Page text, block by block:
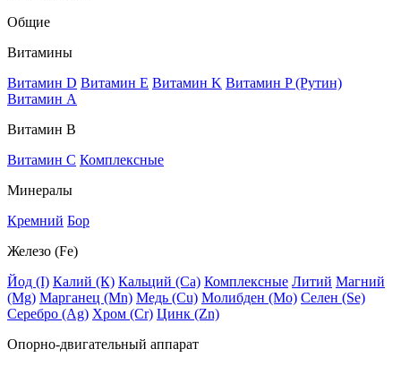
Общие
Витамины
Витамин D Витамин E Витамин K Витамин P (Рутин)
Витамин А
Витамин В
Витамин C Комплексные
Минералы
Кремний Бор
Железо (Fe)
Йод (I) Калий (К) Кальций (Са) Комплексные Литий Магний
(Mg) Марганец (Mn) Медь (Сu) Молибден (Мо) Селен (Se)
Серебро (Ag) Хром (Cr) Цинк (Zn)
Опорно-двигательный аппарат